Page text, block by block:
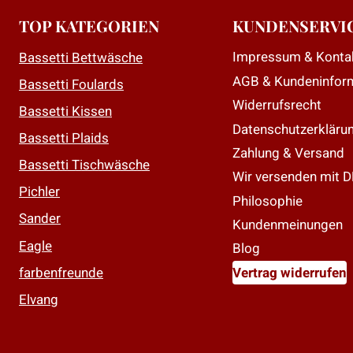
TOP KATEGORIEN
Bassetti Bettwäsche
Bassetti Foulards
Bassetti Kissen
Bassetti Plaids
Bassetti Tischwäsche
Pichler
Sander
Eagle
farbenfreunde
Elvang
Impressum &
AGB &
Widerrufsrecht
Zahlung & Versand
Wir versenden mit
Philosophie
Kundenmeinungen
Blog
Vertrag widerrufen